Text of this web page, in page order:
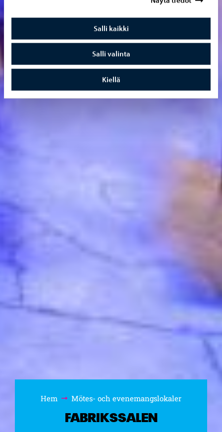
Salli kaikki
Salli valinta
Kiellä
Bläddra:
Hem Mötes- och evenemangslokaler
FABRIKSSALEN